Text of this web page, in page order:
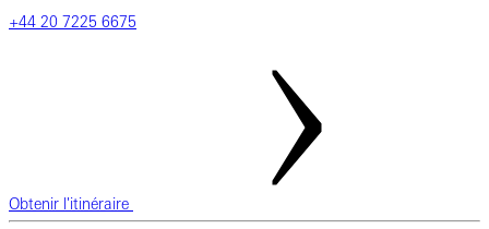
‎+44‎ 20‎ 7225‎ 6675
Obtenir l'itinéraire